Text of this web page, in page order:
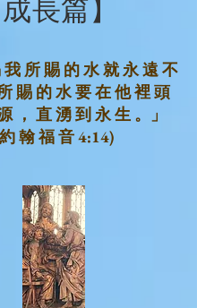
成長篇】
我 所 賜 的 水 就 永 遠 不
賜 的 水 要 在 他 裡 頭
， 直 湧 到 永 生 。
」
翰 福 音 4:14)